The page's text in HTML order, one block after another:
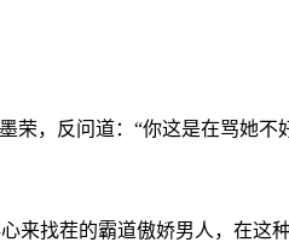
，反问道：“你这是在骂她不
找茬的霸道傲娇男人，在这种